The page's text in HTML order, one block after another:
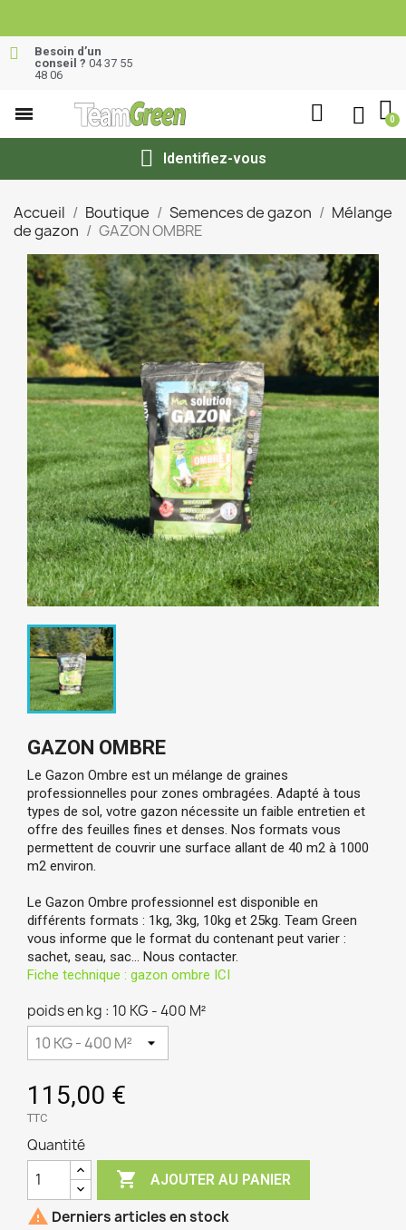
Besoin d’un
conseil ? 04 37 55
48 06
Identifiez-vous
Accueil Boutique Semences de gazon
Mélange
de gazon
GAZON OMBRE
GAZON OMBRE
Le Gazon Ombre est un mélange de graines
professionnelles pour zones ombragées. Adapté à tous
types de sol, votre gazon nécessite un faible entretien et
offre des feuilles fines et denses. Nos formats vous
permettent de couvrir une surface allant de 40 m2 à 1000
m2 environ.
Le Gazon Ombre professionnel est disponible en
différents formats : 1kg, 3kg, 10kg et 25kg. Team Green
vous informe que le format du contenant peut varier :
sachet, seau, sac… Nous contacter.
Fiche technique : gazon ombre ICI
poids en kg : 10 KG - 400 M²
115,00 €
TTC
Quantité
 AJOUTER AU PANIER
 Derniers articles en stock